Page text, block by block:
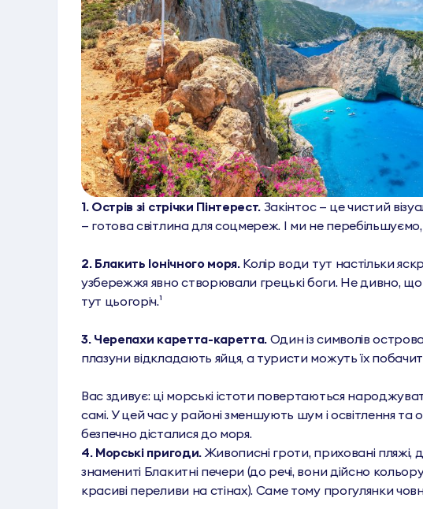
1. Острів зі стрічки Пінтерест. Закінтос — це чистий
— готова світлина для соцмереж. І ми не перебільшуємо,
2. Блакить Іонічного моря. Колір води тут настільки
узбережжя явно створювали грецькі боги. Не дивно,
тут цьогоріч.¹
3. Черепахи каретта-каретта. Один із символів
плазуни відкладають яйця, а туристи можуть їх
Вас здивує: ці морські істоти повертаються
самі. У цей час у районі зменшують шум і освітлення
безпечно дісталися до моря.
4. Морські пригоди.Живописні гроти, приховані пляжі,
знамениті Блакитні печери (до речі, вони дійсно
красиві переливи на стінах). Саме тому прогулянки